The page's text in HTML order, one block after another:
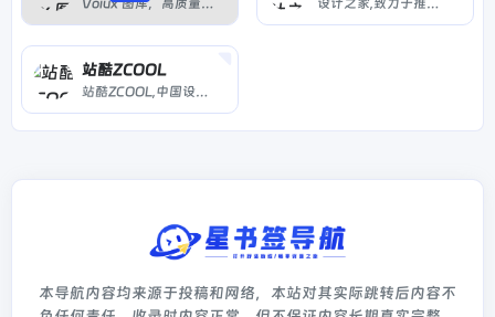
站酷ZCOOL
站酷ZCOOL,中国设计师互动平台.深耕设计领域十五年,站酷聚集了1500万设计师、摄影师、插画师、艺术家、创意人,提供创意设计素材,正版商业高清图片,创意设计师群体中具有较高的影响力与号召力。
本导航内容均来源于投稿和网络，本站对其实际跳转后内容不